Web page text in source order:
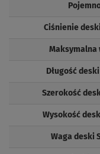
Ciśnienie
Maksymalna
Długość
Szerokość
Wysokość
Waga deski